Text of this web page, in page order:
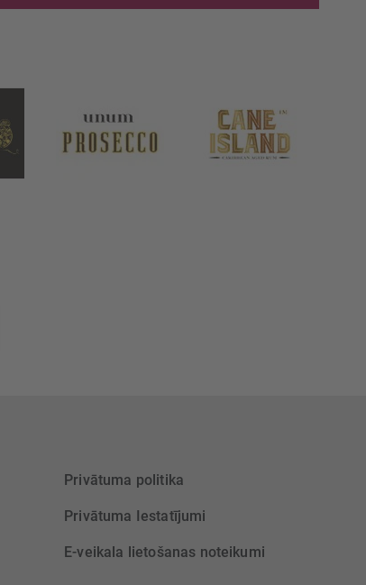
Privātuma politika
Privātuma Iestatījumi
E-veikala lietošanas noteikumi